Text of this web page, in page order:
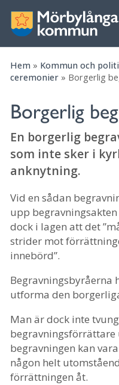
Hem » Kommun och
ceremonier » Borgerlig
Borgerlig
En borgerlig
som inte sker i
anknytning.
Vid en sådan
upp
dock i lagen att det
strider mot
innebörd”.
utforma den
Man är dock inte
begravningsförrättare
begravningen kan
någon helt
förrättningen åt.
Begravningsombud